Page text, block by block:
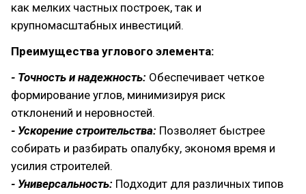
как мелких частных построек, так и
крупномасштабных инвестиций.
Преимущества углового элемента:
- Точность и надежность: Обеспечивает четкое
формирование углов, минимизируя риск
отклонений и неровностей.
- Ускорение строительства: Позволяет быстрее
собирать и разбирать опалубку, экономя время и
усилия строителей.
- Универсальность: Подходит для различных типов